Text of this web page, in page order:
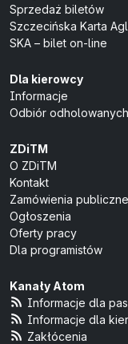
Sprzedaż biletów
Szczecińska Karta
SKA – bilet on-line
Dla kierowcy
Informacje
Odbiór
ZDiTM
O ZDiTM
Kontakt
Zamówienia publiczne
Ogłoszenia
Oferty pracy
Dla programistów
Kanały Atom
Informacje dla
Informacje dla
Zakłócenia